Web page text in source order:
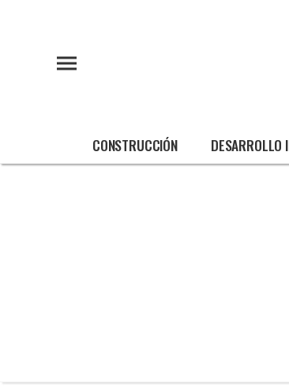
CONSTRUCCIÓN DESARROLLO